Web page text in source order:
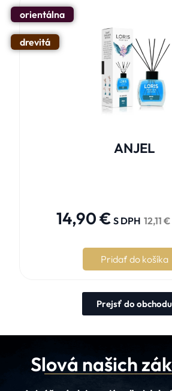
orientálna
drevitá
ANJEL
14,90€ S DPH 12,11 €
Pridať do košíka
Prejsť do obchodu
Slová našich